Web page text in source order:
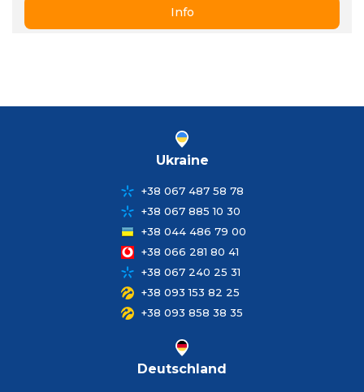
Info
Ukraine
+38 067 487 58 78
+38 067 885 10 30
+38 044 486 79 00
+38 066 281 80 41
+38 067 240 25 31
+38 093 153 82 25
+38 093 858 38 35
Deutschland